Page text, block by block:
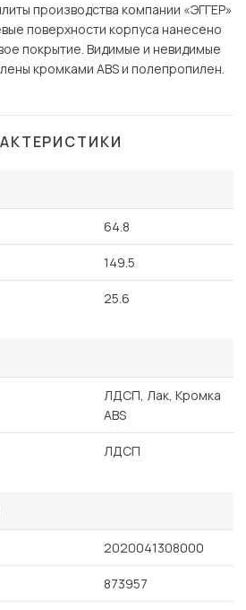
производства компании «ЭГГЕР»
поверхности корпуса нанесено
покрытие. Видимые и невидимые
кромками ABS и полепропилен.
64.8
149.5
25.6
ЛДСП, Лак, Кромка
ABS
ЛДСП
2020041308000
873957